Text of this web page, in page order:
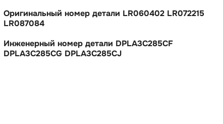
Оригинальный номер детали LR060402 LR072215
LR087084
Инженерный номер детали DPLA3C285CF
DPLA3C285CG DPLA3C285CJ